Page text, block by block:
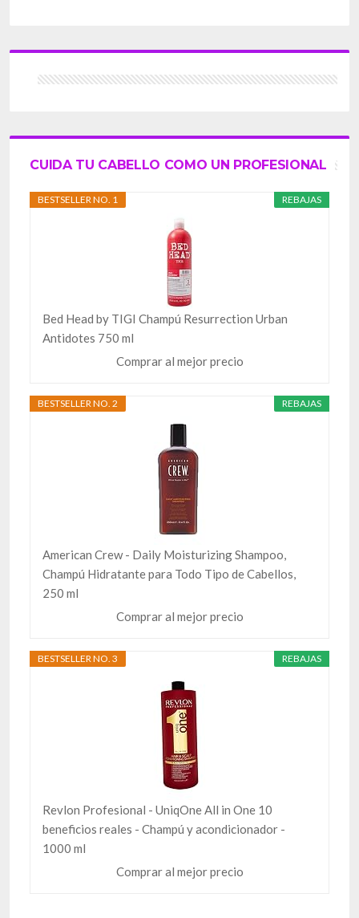
CUIDA TU CABELLO COMO UN PROFESIONAL
REBAJAS
BESTSELLER NO. 1
Bed Head by TIGI Champú Resurrection Urban
Antidotes 750 ml
Comprar al mejor precio
REBAJAS
BESTSELLER NO. 2
American Crew - Daily Moisturizing Shampoo,
Champú Hidratante para Todo Tipo de Cabellos,
250 ml
Comprar al mejor precio
REBAJAS
BESTSELLER NO. 3
Revlon Profesional - UniqOne All in One 10
beneficios reales - Champú y acondicionador -
1000 ml
Comprar al mejor precio